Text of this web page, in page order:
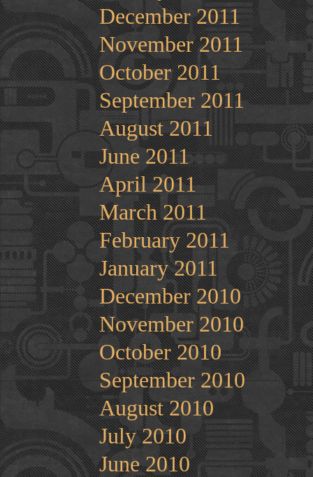
December 2011
November 2011
October 2011
September 2011
August 2011
June 2011
April 2011
March 2011
February 2011
January 2011
December 2010
November 2010
October 2010
September 2010
August 2010
July 2010
June 2010